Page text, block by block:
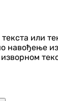
или
навођење